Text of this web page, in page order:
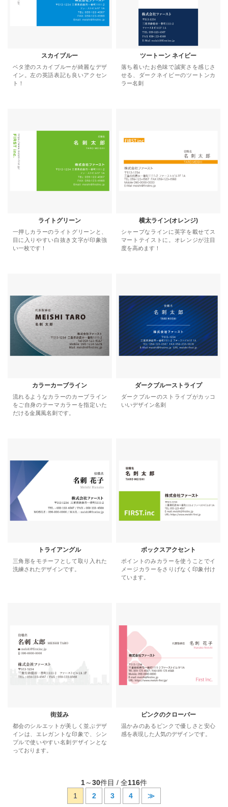
スカイブルー
ベタ塗のスカイブルーが綺麗なデザ
イン。左の英語表記も良いアクセン
ト！
ツートーン ネイビー
落ち着いたお色味で誠実さを感じさ
せる、ダークネイビーのツートンカ
ラー名刺
ライトグリーン
一押しカラーのライトグリーンと、
目に入りやすい白抜き文字が印象強
い一枚です！
横太ライン(オレンジ)
シャープなラインに英字を載せてス
マートテイストに。オレンジが注目
度を高めます！
カラーカーブライン
流れるようなカラーのカーブライン
をご自身のテーマカラーを指定いた
だける金属風名刺です。
ダークブルーストライプ
ダークブルーのストライプがカッコ
いいデザイン名刺
トライアングル
三角形をモチーフとして取り入れた
洗練されたデザインです。
ボックスアクセント
ポイントのみカラーを使うことでイ
メージカラーをさりげなく印象付け
ています。
街並み
都会のシルエットが美しく並ぶデザ
インは、エレガントな印象で、シン
プルで使いやすい名刺デザインとな
っております。
ピンクのクローバー
温かみのあるピンクで優しさと安心
感を表現した人気のデザインです。
1～30件目 / 全116件
1
2 3 4 ≫